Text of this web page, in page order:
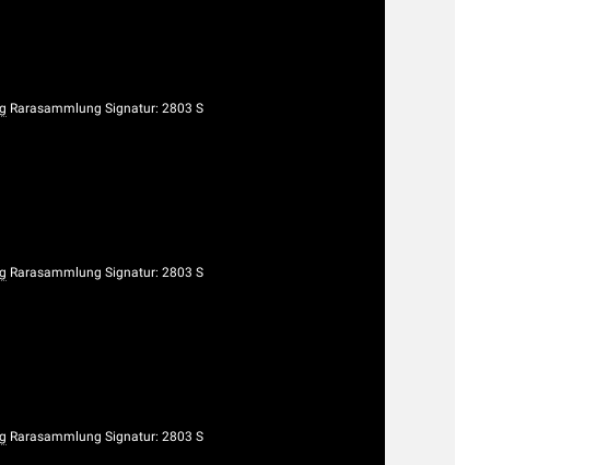
Rarasammlung Signatur: 2803 S
Rarasammlung Signatur: 2803 S
Rarasammlung Signatur: 2803 S